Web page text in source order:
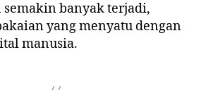
banyak terjadi,
yang menyatu dengan
manusia.